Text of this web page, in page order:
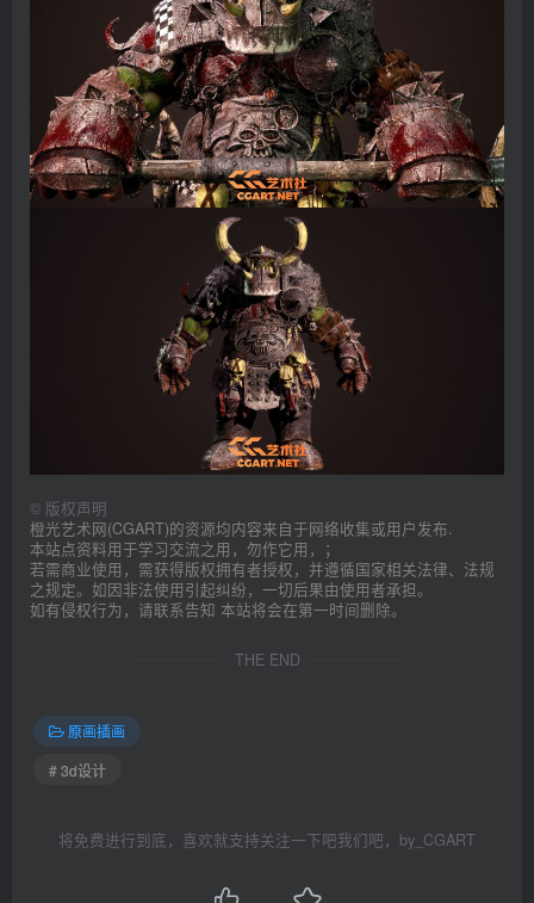
© 版权声明
橙光艺术网(CGART)的资源均内容来自于网络收集或用户发布.
本站点资料用于学习交流之用，勿作它用，；
若需商业使用，需获得版权拥有者授权，并遵循国家相关法律、法规
之规定。如因非法使用引起纠纷，一切后果由使用者承担。
如有侵权行为，请联系告知 本站将会在第一时间删除。
THE END
原画插画
# 3d设计
将免费进行到底，喜欢就支持关注一下吧我们吧，by_CGART